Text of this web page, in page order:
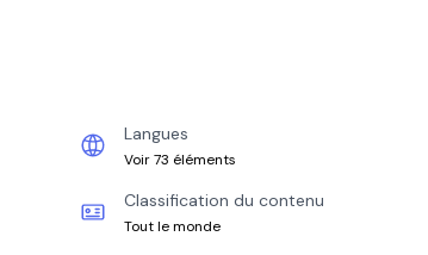
Langues
Voir 73 éléments
Classification du contenu
Tout le monde